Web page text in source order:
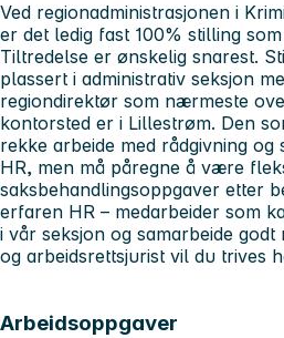
Ved regionadministrasjonen i
er det ledig fast 100% stilling
Tiltredelse er ønskelig snarest.
plassert i administrativ seksjon
regiondirektør som nærmeste
kontorsted er i Lillestrøm. Den
rekke arbeide med rådgivning og
HR, men må påregne å være
saksbehandlingsoppgaver etter
erfaren HR – medarbeider som
i vår seksjon og samarbeide
og arbeidsrettsjurist vil du trives
Arbeidsoppgaver